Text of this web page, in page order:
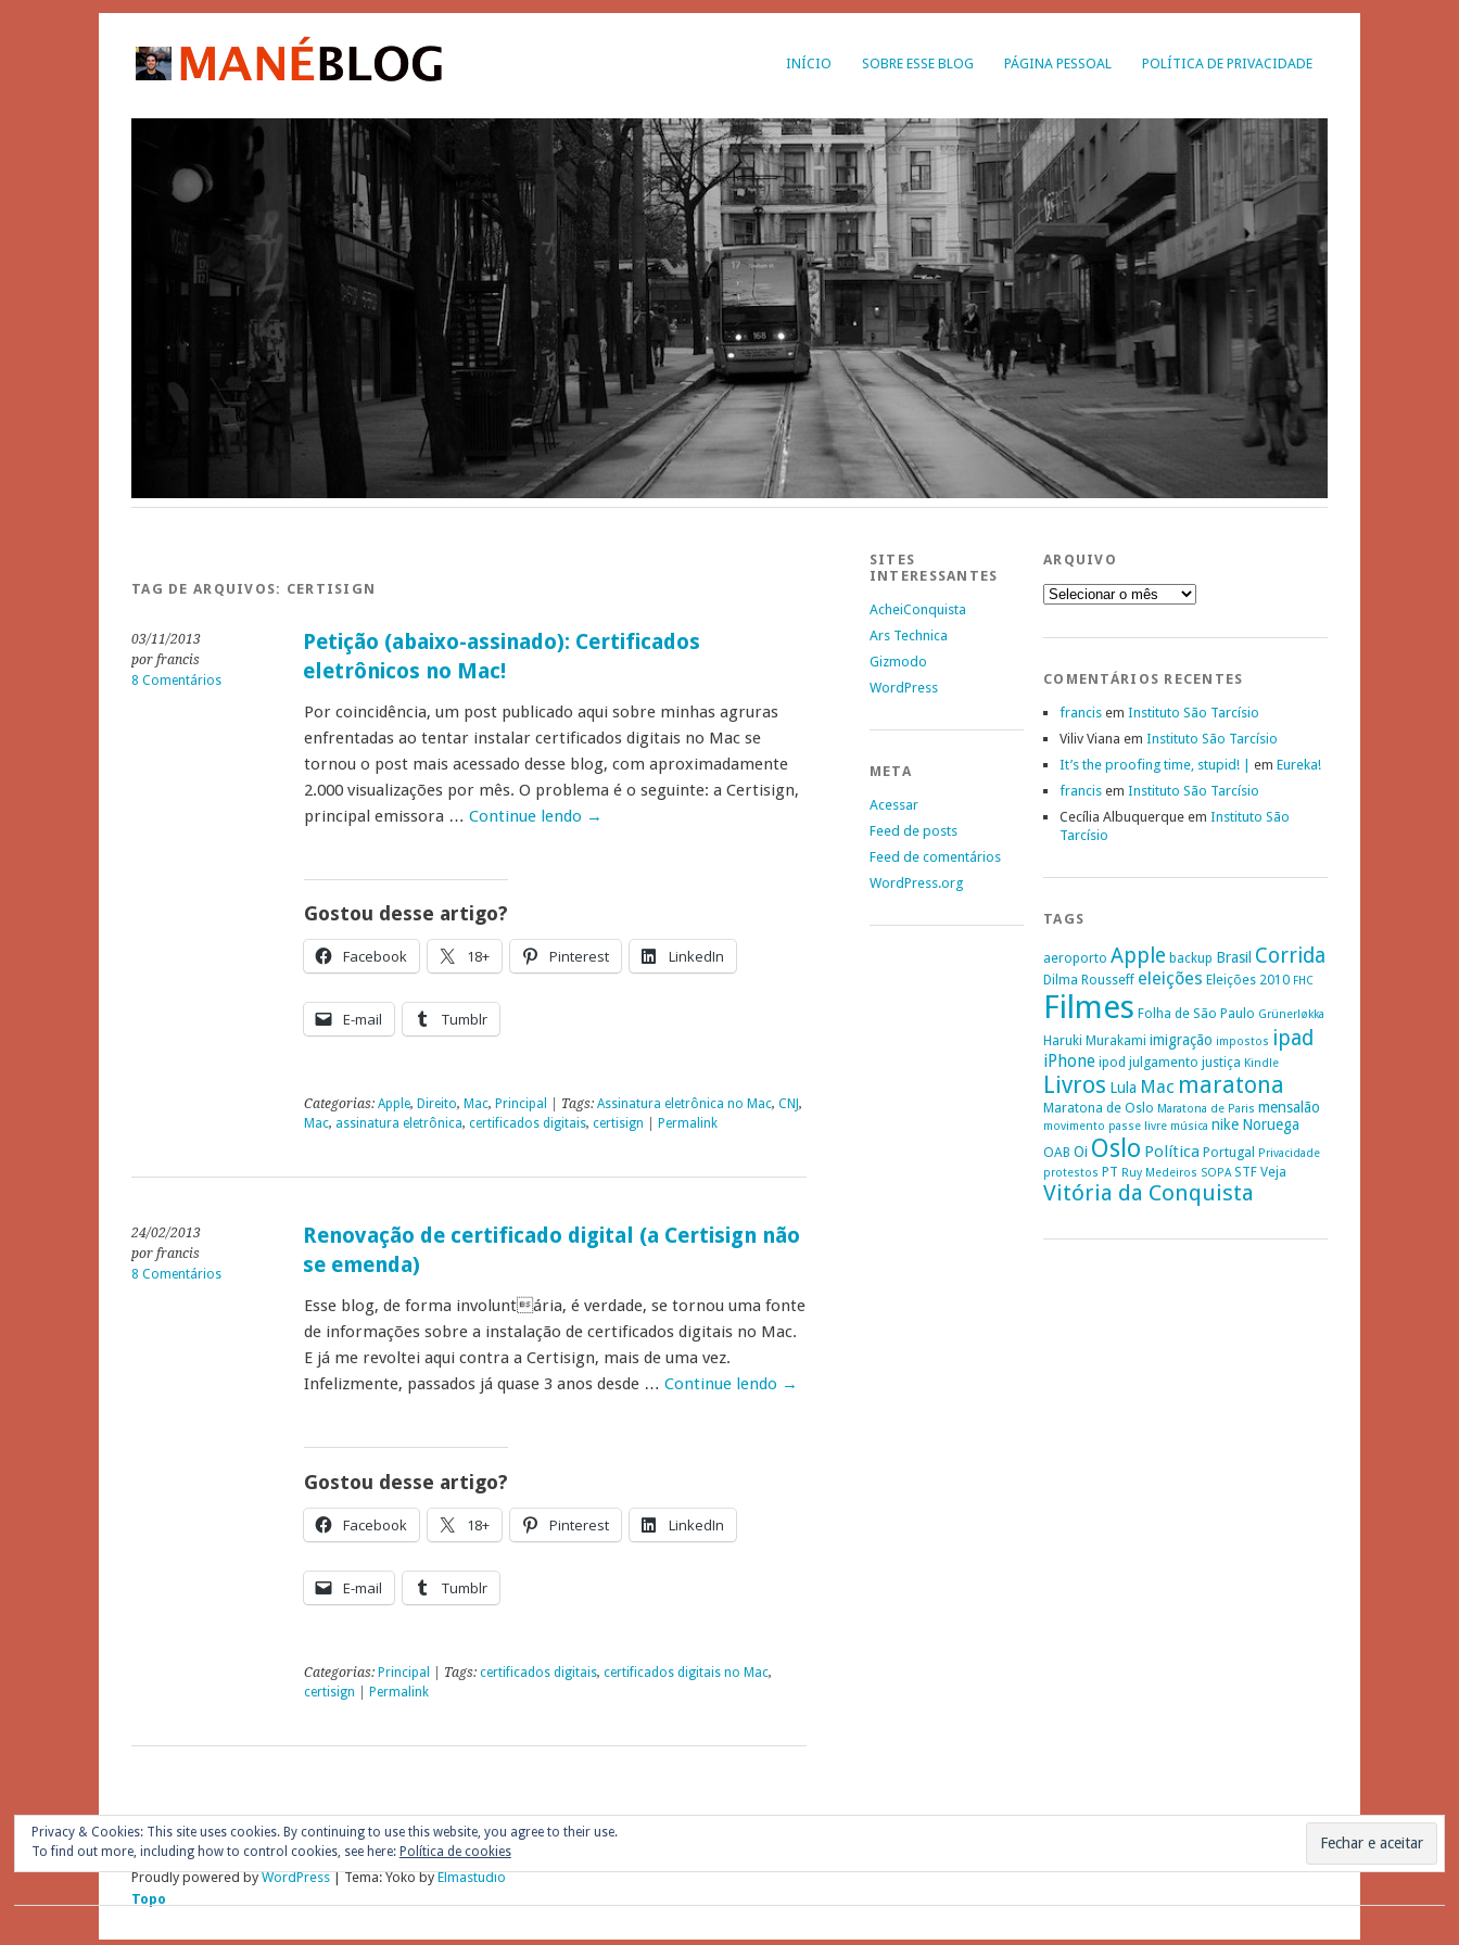
INÍCIO SOBRE ESSE BLOG PÁGINA PESSOAL POLÍTICA DE PRIVACIDADE
TAG DE ARQUIVOS: CERTISIGN
03/11/2013
por francis
8 Comentários
Petição (abaixo-assinado): Certificados
eletrônicos no Mac!
Por coincidência, um post publicado aqui sobre minhas agruras
enfrentadas ao tentar instalar certificados digitais no Mac se
tornou o post mais acessado desse blog, com aproximadamente
2.000 visualizações por mês. O problema é o seguinte: a Certisign,
principal emissora … Continue lendo →
Gostou desse artigo?
Facebook 18+ Pinterest LinkedIn
E-mail Tumblr
Categorias: Apple, Direito, Mac, Principal | Tags: Assinatura eletrônica no Mac, CNJ ,
Mac, assinatura eletrônica, certificados digitais, certisign Permalink
24/02/2013
por francis
8 Comentários
Renovação de certificado digital (a Certisign não
se emenda)
Esse blog, de forma involuntária, é verdade, se tornou uma fonte
de informações sobre a instalação de certificados digitais no Mac.
E já me revoltei aqui contra a Certisign, mais de uma vez.
Infelizmente, passados já quase 3 anos desde … Continue lendo →
Gostou desse artigo?
Facebook 18+ Pinterest LinkedIn
E-mail Tumblr
Categorias: Principal | Tags: certificados digitais, certificados digitais no Mac,
certisign
Permalink
SITES
INTERESSANTES
AcheiConquista
Ars Technica
Gizmodo
WordPress
META
Acessar
Feed de posts
Feed de comentários
WordPress.org
ARQUIVO
Arquivo
COMENTÁRIOS RECENTES
francis em Instituto São Tarcísio
Viliv Viana em Instituto São Tarcísio
It’s the proofing time, stupid! |
em Eureka!
francis em Instituto São Tarcísio
Cecília Albuquerque em Instituto São
Tarcísio
TAGS
aeroporto Apple backup Brasil Corrida
Dilma Rousseff eleições Eleições 2010 FHC
Filmes Folha de São Paulo Grünerløkka
Haruki Murakami imigração impostos ipad
iPhone ipod julgamento justiça Kindle
Livros Lula Mac maratona
Maratona de Oslo Maratona de Paris mensalão
movimento passe livre música nike Noruega
OAB Oi Oslo Política Portugal
Privacidade
protestos PT Ruy Medeiros SOPA STF Veja
Vitória da Conquista
Proudly powered byWordPress|Tema: Yoko byElmastudio
Topo
Privacy & Cookies: This site uses cookies. By continuing to use this website, you agree to their use.
To find out more, including how to control cookies, see here: Política de cookies